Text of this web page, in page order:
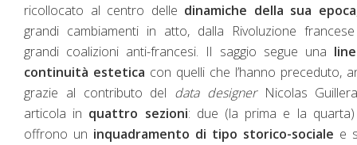
ricollocato al centro delle dinamiche della sua epoca
grandi cambiamenti in atto, dalla Rivoluzione
grandi coalizioni anti-francesi. Il saggio segue una
continuità estetica con quelli che l’hanno preceduto,
grazie al contributo del data designerNicolas
articola in quattro sezioni: due (la prima e la
offrono un inquadramento di tipo storico-sociale e